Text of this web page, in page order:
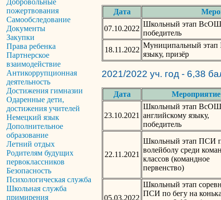
Добровольные
пожертвования
Самообследование
Документы
Закупки
Права ребенка
Партнерское
взаимодействие
Антикоррупционная
деятельность
Достижения гимназии
Одаренные дети,
достижения учителей
Немецкий язык
Дополнительное
образование
Летний отдых
Родителям будущих
первоклассников
Безопасность
Психологическая служба
Школьная служба
примирения
Дата
07.10.2022
Школьный этап ВсОШ
победитель
18.11.2022
Муниципальный
языку, призёр
2021/2022 уч. год - 6,38
Дата Мероприятие
23.10.2021
Школьный этап
английскому языку,
победитель
22.11.2021
Школьный этап ПСИ
волейболу среди
классов (командное
первенство)
05.03.2022
Школьный этап
ПСИ по бегу на